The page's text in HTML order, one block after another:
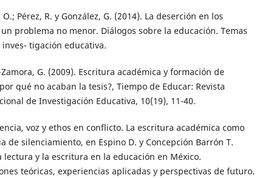
Pérez, R. y González, G. (2014). La deserción en los
problema no menor. Diálogos sobre la educación. Temas
tigación educativa.
G. (2009). Escritura académica y formación de
qué no acaban la tesis?, Tiempo de Educar: Revista
de Investigación Educativa, 10(19), 11-40.
voz y ethos en conflicto. La escritura académica como
de silenciamiento, en Espino D. y Concepción Barrón T.
lectura y la escritura en la educación en México.
teóricas, experiencias aplicadas y perspectivas de futuro.